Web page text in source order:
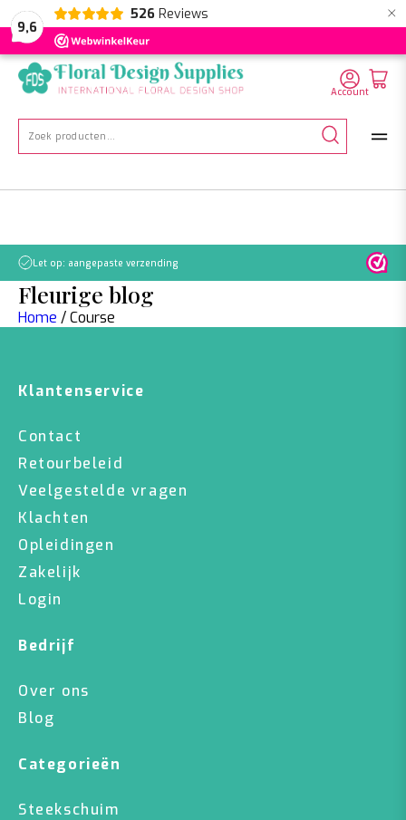
9,6
526 Reviews ×
NL EN DE
Zoeken
Account
Let op: aangepaste verzending
Fleurige blog
Home /Course
Klantenservice
Contact
Retourbeleid
Veelgestelde vragen
Klachten
Opleidingen
Zakelijk
Login
Bedrijf
Over ons
Blog
Categorieën
Steekschuim